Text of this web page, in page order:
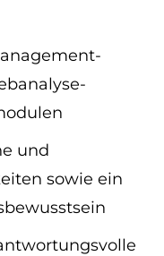
und
sowie ein